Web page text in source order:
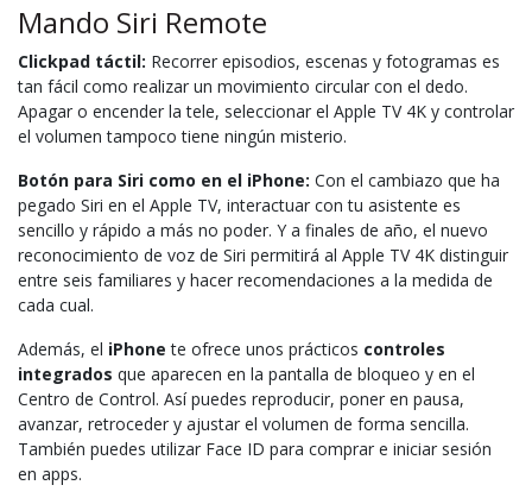
Mando Siri Remote
Clickpad táctil: Recorrer episodios, escenas y fotogramas es
tan fácil como realizar un movimiento circular con el dedo.
Apagar o encender la tele, seleccionar el Apple TV 4K y controlar
el volumen tampoco tiene ningún misterio.
Botón para Siri como en el iPhone: Con el cambiazo que ha
pegado Siri en el Apple TV, interactuar con tu asistente es
sencillo y rápido a más no poder. Y a finales de año, el nuevo
reconocimiento de voz de Siri permitirá al Apple TV 4K distinguir
entre seis familiares y hacer recomendaciones a la medida de
cada cual.
Además, el iPhone te ofrece unos prácticos controles
integrados que aparecen en la pantalla de bloqueo y en el
Centro de Control. Así puedes reproducir, poner en pausa,
avanzar, retroceder y ajustar el volumen de forma sencilla.
También puedes utilizar Face ID para comprar e iniciar sesión
en apps.